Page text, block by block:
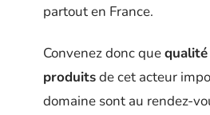
partout en France.
Convenez donc que
produitsde cet acteur
domaine sont au rendez-